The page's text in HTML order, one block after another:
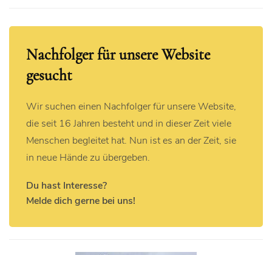
Nachfolger für unsere Website
gesucht
Wir suchen einen Nachfolger für unsere Website,
die seit 16 Jahren besteht und in dieser Zeit viele
Menschen begleitet hat. Nun ist es an der Zeit, sie
in neue Hände zu übergeben.
Du hast Interesse?
Melde dich gerne bei uns!